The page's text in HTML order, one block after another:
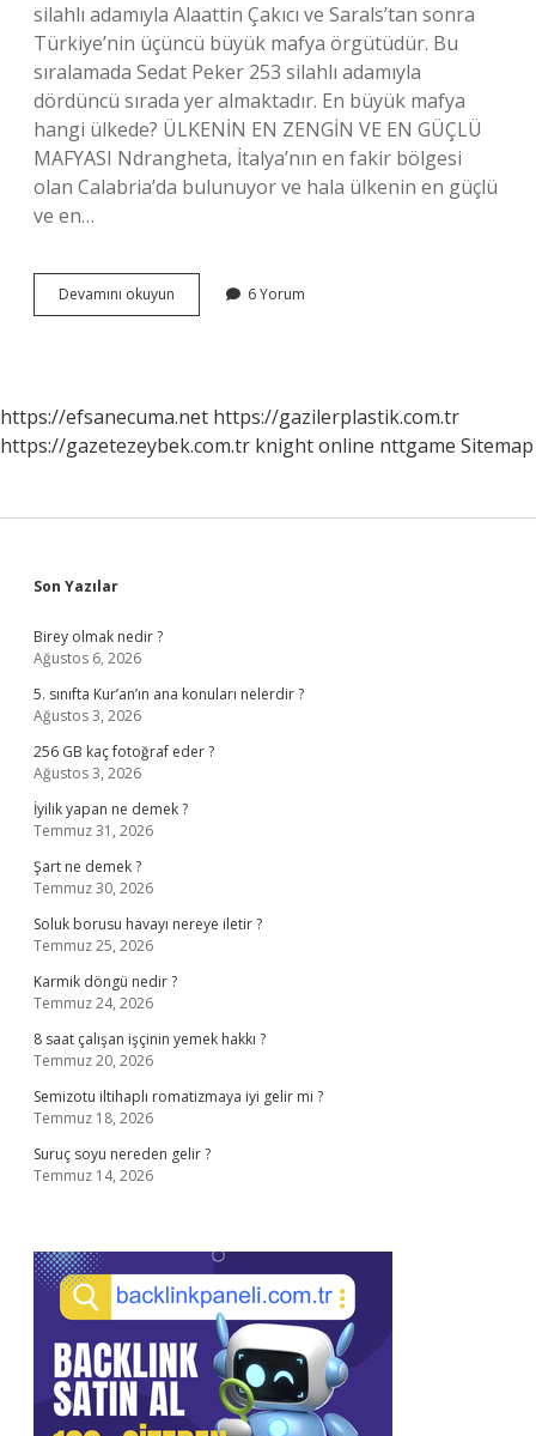
silahlı adamıyla Alaattin Çakıcı ve Sarals’tan sonra
Türkiye’nin üçüncü büyük mafya örgütüdür. Bu
sıralamada Sedat Peker 253 silahlı adamıyla
dördüncü sırada yer almaktadır. En büyük mafya
hangi ülkede? ÜLKENİN EN ZENGİN VE EN GÜÇLÜ
MAFYASI Ndrangheta, İtalya’nın en fakir bölgesi
olan Calabria’da bulunuyor ve hala ülkenin en güçlü
ve en…
Devamını okuyun Dunyanin
En
6 Yorum
https://efsanecuma.net https://gazilerplastik.com.tr
https://gazetezeybek.com.tr knight online nttgame Sitemap
Sidebar
Son Yazılar
Birey olmak nedir ?
Ağustos 6, 2026
5. sınıfta Kur’an’ın ana konuları nelerdir ?
Ağustos 3, 2026
256 GB kaç fotoğraf eder ?
Ağustos 3, 2026
İyilik yapan ne demek ?
Temmuz 31, 2026
Şart ne demek ?
Temmuz 30, 2026
Soluk borusu havayı nereye iletir ?
Temmuz 25, 2026
Karmik döngü nedir ?
Temmuz 24, 2026
8 saat çalışan işçinin yemek hakkı ?
Temmuz 20, 2026
Semizotu iltihaplı romatizmaya iyi gelir mi ?
Temmuz 18, 2026
Suruç soyu nereden gelir ?
Temmuz 14, 2026